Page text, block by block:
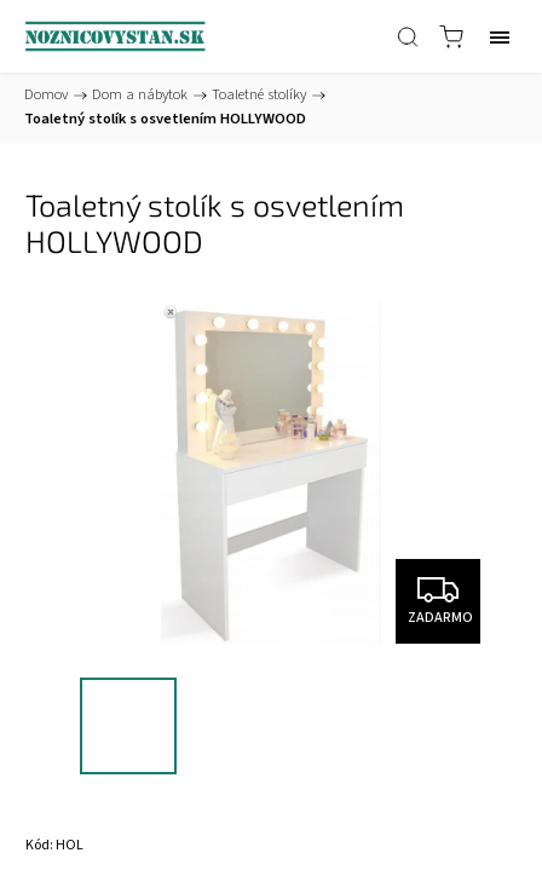
Domov / Dom a nábytok / Toaletné stolíky /
Toaletný stolík s osvetlením HOLLYWOOD
Toaletný stolík s osvetlením
HOLLYWOOD
ZADARMO
Kód:HOL